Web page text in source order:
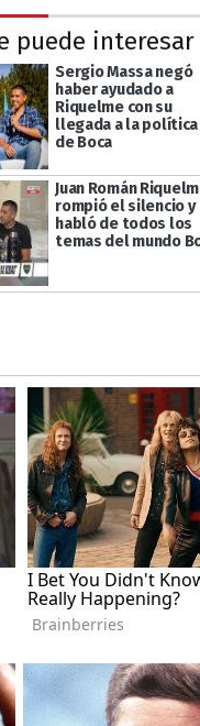
puede interesar
Sergio Massa negó
haber ayudado a
Riquelme con su
llegada a la política
de Boca
Juan Román
rompió el silencio y
habló de todos los
temas del mundo